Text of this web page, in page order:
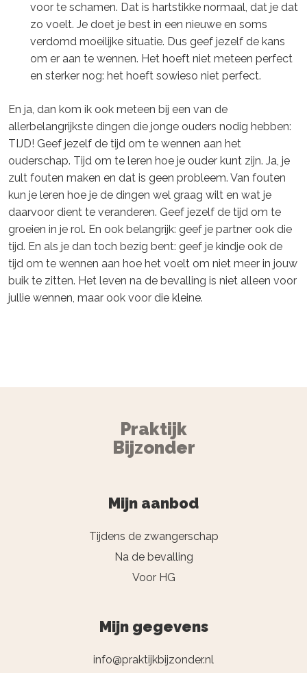
voor te schamen. Dat is hartstikke normaal, dat je dat
zo voelt. Je doet je best in een nieuwe en soms
verdomd moeilijke situatie. Dus geef jezelf de kans
om er aan te wennen. Het hoeft niet meteen perfect
en sterker nog: het hoeft sowieso niet perfect.
En ja, dan kom ik ook meteen bij een van de
allerbelangrijkste dingen die jonge ouders nodig hebben:
TIJD! Geef jezelf de tijd om te wennen aan het
ouderschap. Tijd om te leren hoe je ouder kunt zijn. Ja, je
zult fouten maken en dat is geen probleem. Van fouten
kun je leren hoe je de dingen wel graag wilt en wat je
daarvoor dient te veranderen. Geef jezelf de tijd om te
groeien in je rol. En ook belangrijk: geef je partner ook die
tijd. En als je dan toch bezig bent: geef je kindje ook de
tijd om te wennen aan hoe het voelt om niet meer in jouw
buik te zitten. Het leven na de bevalling is niet alleen voor
jullie wennen, maar ook voor die kleine.
Praktijk
Bijzonder
Mijn aanbod
Tijdens de zwangerschap
Na de bevalling
Voor HG
Mijn gegevens
info@praktijkbijzonder.nl